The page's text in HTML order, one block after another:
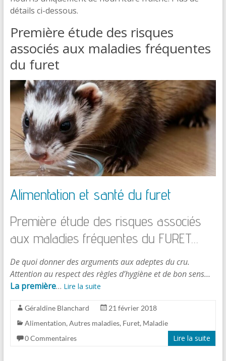
détails ci-dessous.
Première étude des risques
associés aux maladies fréquentes
du furet
Alimentation et santé du furet
Première étude des risques associés
aux maladies fréquentes du FURET…
De quoi donner des arguments aux adeptes du cru.
Attention au respect des règles d’hygiène et de bon sens…
La première… Lire la suite
Géraldine Blanchard
21 février 2018
Alimentation, Autres maladies, Furet, Maladie
0 Commentaires
Lire la suite